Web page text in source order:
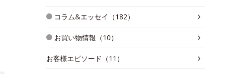
コラム&エッセイ（182）
お買い物情報（10）
お客様エピソード（11）